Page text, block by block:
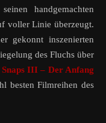
handgemachten
voller Linie überzeugt.
gekonnt inszenierten
des Fluchs über
III – Der Anfang
besten Filmreihen des